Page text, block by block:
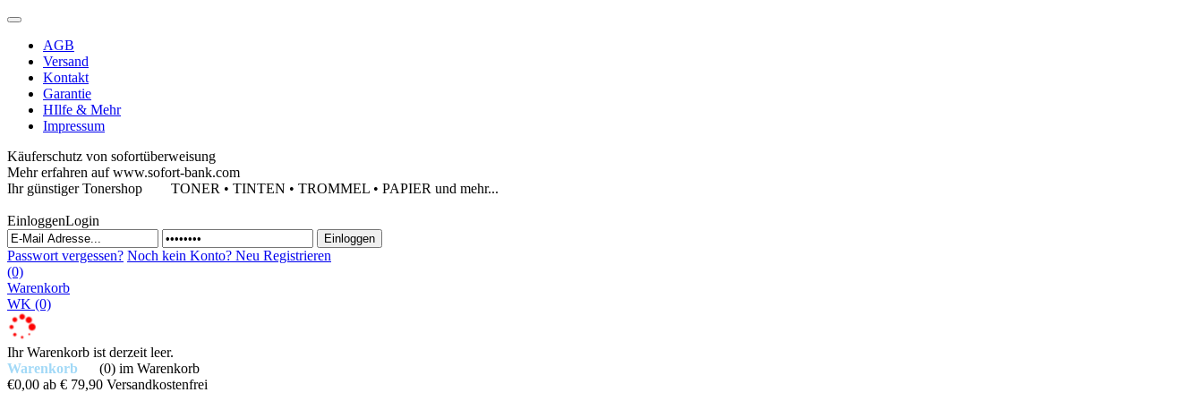
AGB
Versand
Kontakt
Garantie
HIlfe & Mehr
Impressum
Käuferschutz von sofortüberweisung
Mehr erfahren auf www.sofort-bank.com
Ihr günstiger Tonershop TONER • TINTEN • TROMMEL • PAPIER und mehr...
EinloggenLogin
Passwort vergessen? Noch kein Konto? Neu Registrieren
(0)
Warenkorb
WK (0)
Ihr Warenkorb ist derzeit leer.
Warenkorb
(0) im Warenkorb
€0,00 ab € 79,90 Versandkostenfrei